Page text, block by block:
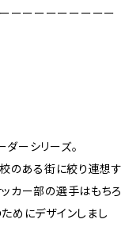
ーーーーーーーーー
ーシリーズ。
のある街に絞り連想す
カー部の選手はもちろ
めにデザインしまし